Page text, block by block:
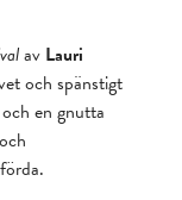
av Lauri
och spänstigt
en gnutta